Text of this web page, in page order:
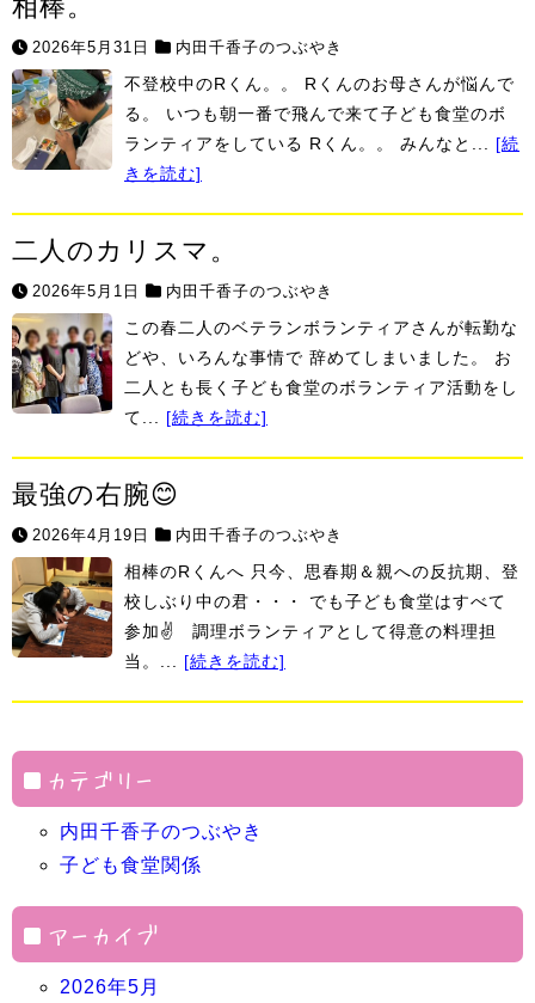
相棒。
2026年5月31日 内田千香子のつぶやき
不登校中のRくん。。 Rくんのお母さんが悩んで
る。 いつも朝一番で飛んで来て子ども食堂のボ
ランティアをしている Rくん。。 みんなと... [続
きを読む]
二人のカリスマ。
2026年5月1日 内田千香子のつぶやき
この春二人のベテランボランティアさんが転勤な
どや、いろんな事情で 辞めてしまいました。 お
二人とも長く子ども食堂のボランティア活動をし
て... [続きを読む]
最強の右腕😊
2026年4月19日 内田千香子のつぶやき
相棒のRくんへ 只今、思春期＆親への反抗期、登
校しぶり中の君・・・ でも子ども食堂はすべて
参加✌ 調理ボランティアとして得意の料理担
当。... [続きを読む]
カテゴリー
内田千香子のつぶやき
子ども食堂関係
アーカイブ
2026年5月